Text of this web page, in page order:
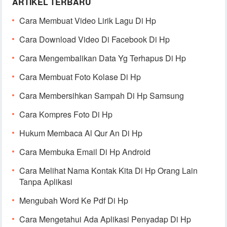
Cara Membuat Video Lirik Lagu Di Hp
Cara Download Video Di Facebook Di Hp
Cara Mengembalikan Data Yg Terhapus Di Hp
Cara Membuat Foto Kolase Di Hp
Cara Membersihkan Sampah Di Hp Samsung
Cara Kompres Foto Di Hp
Hukum Membaca Al Qur An Di Hp
Cara Membuka Email Di Hp Android
Cara Melihat Nama Kontak Kita Di Hp Orang Lain
Tanpa Aplikasi
Mengubah Word Ke Pdf Di Hp
Cara Mengetahui Ada Aplikasi Penyadap Di Hp